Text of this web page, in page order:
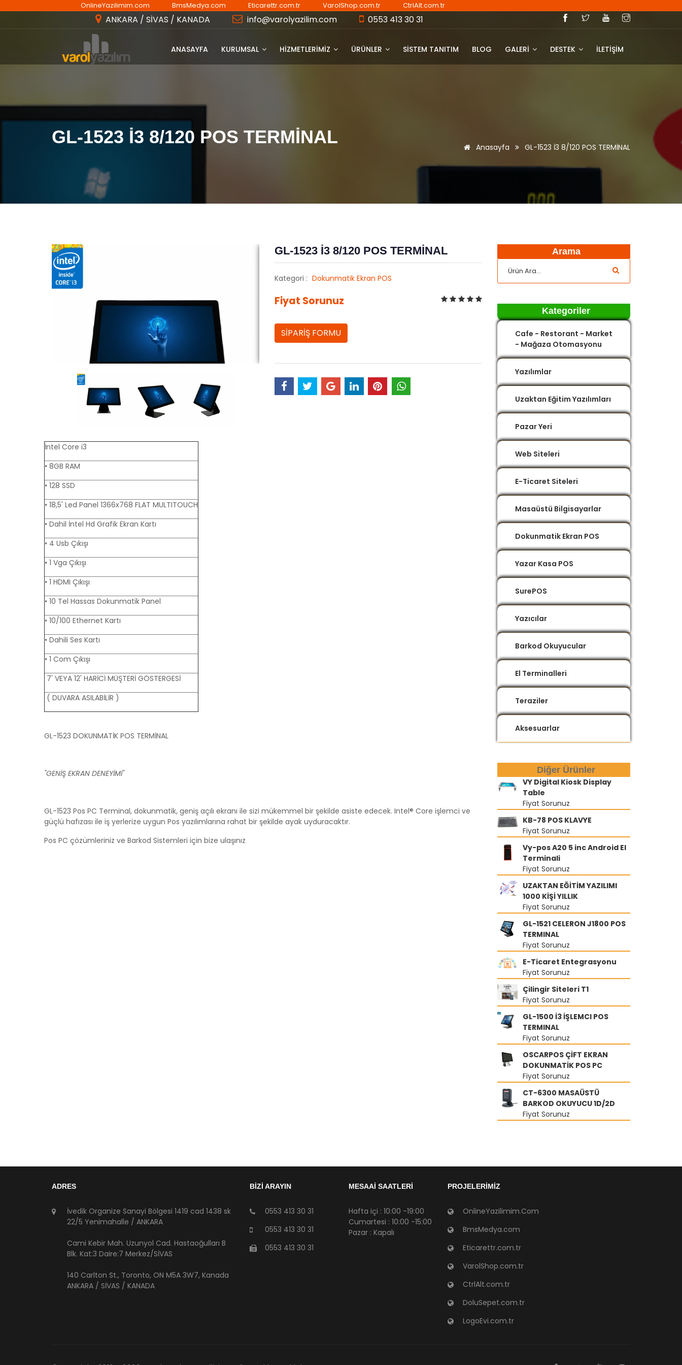
OnlineYazilimim.com BmsMedya.com Eticarettr.com.tr VarolShop.com.tr CtrlAlt.com.tr
ANKARA / SİVAS / KANADA info@varolyazilim.com 0553 413 30 31
ANASAYFA KURUMSAL HİZMETLERİMİZ ÜRÜNLER SISTEM TANITIM BLOG GALERİ DESTEK İLETİŞİM
GL-1523 İ3 8/120 POS TERMİNAL Anasayfa GL-1523 İ3 8/120 POS TERMİNAL
GL-1523 İ3 8/120 POS TERMİNAL
Kategori : Dokunmatik Ekran POS
Fiyat Sorunuz
SİPARİŞ FORMU
İntel Core i3
• 8GB RAM
• 128 SSD
• 18,5' Led Panel 1366x768 FLAT MULTITOUCH
• Dahil İntel Hd Grafik Ekran Kartı
• 4 Usb Çıkışı
• 1 Vga Çıkışı
• 1 HDMI Çıkışı
• 10 Tel Hassas Dokunmatik Panel
• 10/100 Ethernet Kartı
• Dahili Ses Kartı
• 1 Com Çıkışı
7' VEYA 12' HARİCİ MÜŞTERİ GÖSTERGESİ
( DUVARA ASILABİLİR )
GL-1523 DOKUNMATİK POS TERMİNAL
''GENİŞ EKRAN DENEYİMİ''
GL-1523 Pos PC Terminal, dokunmatik, geniş açılı ekranı ile sizi mükemmel bir şekilde asiste edecek. Intel® Core işlemci ve
güçlü hafızası ile iş yerlerize uygun Pos yazılımlarına rahat bir şekilde ayak uyduracaktır.
Pos PC çözümleriniz ve Barkod Sistemleri için bize ulaşınız
Arama
Kategoriler
Cafe - Restorant - Market
- Mağaza Otomasyonu
Yazılımlar
Uzaktan Eğitim Yazılımları
Pazar Yeri
Web Siteleri
E-Ticaret Siteleri
Masaüstü Bilgisayarlar
Dokunmatik Ekran POS
Yazar Kasa POS
SurePOS
Yazıcılar
Barkod Okuyucular
El Terminalleri
Teraziler
Aksesuarlar
Diğer Ürünler
VY Digital Kiosk Display
Table
Fiyat Sorunuz
KB-78 POS KLAVYE
Fiyat Sorunuz
Vy-pos A20 5 inc Android El
Terminali
Fiyat Sorunuz
UZAKTAN EĞİTİM YAZILIMI
1000 KİŞİ YILLIK
Fiyat Sorunuz
GL-1521 CELERON J1800 POS
TERMINAL
Fiyat Sorunuz
E-Ticaret Entegrasyonu
Fiyat Sorunuz
Çilingir Siteleri T1
Fiyat Sorunuz
GL-1500 İ3 İŞLEMCI POS
TERMINAL
Fiyat Sorunuz
OSCARPOS ÇİFT EKRAN
DOKUNMATİK POS PC
Fiyat Sorunuz
CT-6300 MASAÜSTÜ
BARKOD OKUYUCU 1D/2D
Fiyat Sorunuz
ADRES
İvedik Organize Sanayi Bölgesi 1419 cad 1438 sk
22/5 Yenimahalle / ANKARA
Cami Kebir Mah. Uzunyol Cad. Hastaoğulları B
Blk. Kat:3 Daire:7 Merkez/SİVAS
140 Carlton St., Toronto, ON M5A 3W7, Kanada
ANKARA / SİVAS / KANADA
BİZİ ARAYIN
0553 413 30 31
0553 413 30 31
0553 413 30 31
MESAAİ SAATLERİ
Hafta içi : 10:00 -19:00
Cumartesi : 10:00 -15:00
Pazar : Kapalı
PROJELERIMIZ
OnlineYazilimim.Com
BmsMedya.com
Eticarettr.com.tr
VarolShop.com.tr
CtrlAlt.com.tr
DoluSepet.com.tr
LogoEvi.com.tr